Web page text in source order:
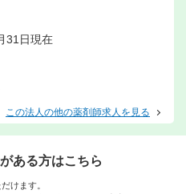
31日現在
この法人の他の薬剤師求人を見る
ある方はこちら
けます。